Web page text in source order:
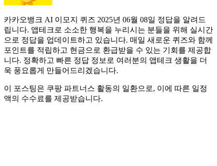
카카오뱅크 AI 이모지 퀴즈 2025년 06월 08일 정답을 알려드
립니다. 앱테크로 소소한 행복을 누리시는 분들을 위해 실시간
으로 정답을 업데이트하고 있습니다. 매일 새로운 퀴즈와 함께
포인트를 적립하고 현금으로 환급받을 수 있는 기회를 제공합
니다. 정확하고 빠른 정답 정보로 여러분의 앱테크 생활을 더
욱 풍요롭게 만들어드리겠습니다.
이 포스팅은 쿠팡 파트너스 활동의 일환으로, 이에 따른 일정
액의 수수료를 제공받습니다.